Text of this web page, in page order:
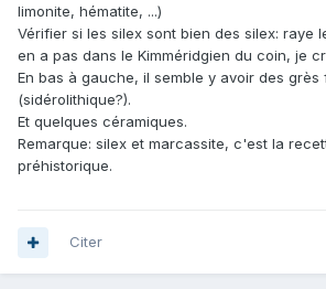
limonite, hématite, ...)
Vérifier si les silex sont bien des silex: raye
en a pas dans le Kimméridgien du coin, je
En bas à gauche, il semble y avoir des grès
(sidérolithique?).
Et quelques céramiques.
Remarque: silex et marcassite, c'est la
préhistorique.
Citer